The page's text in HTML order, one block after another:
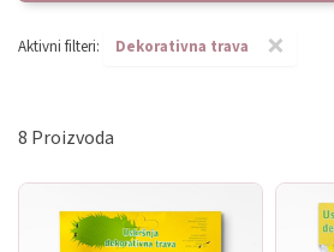
Aktivni filteri: ×
Dekorativna trava
8